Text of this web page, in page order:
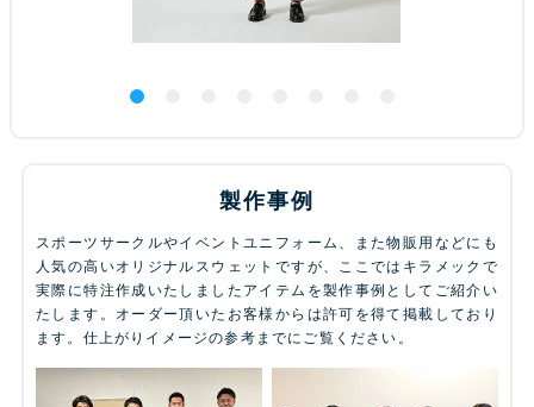
製作事例
スポーツサークルやイベントユニフォーム、また物販用などにも
人気の高いオリジナルスウェットですが、ここではキラメックで
実際に特注作成いたしましたアイテムを製作事例としてご紹介い
たします。オーダー頂いたお客様からは許可を得て掲載しており
ます。仕上がりイメージの参考までにご覧ください。